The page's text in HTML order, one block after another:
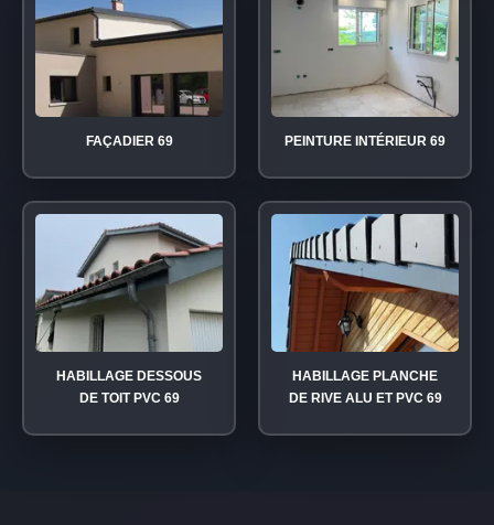
FAÇADIER 69 PEINTURE INTÉRIEUR 69
HABILLAGE DESSOUS
DE TOIT PVC 69
HABILLAGE PLANCHE
DE RIVE ALU ET PVC 69